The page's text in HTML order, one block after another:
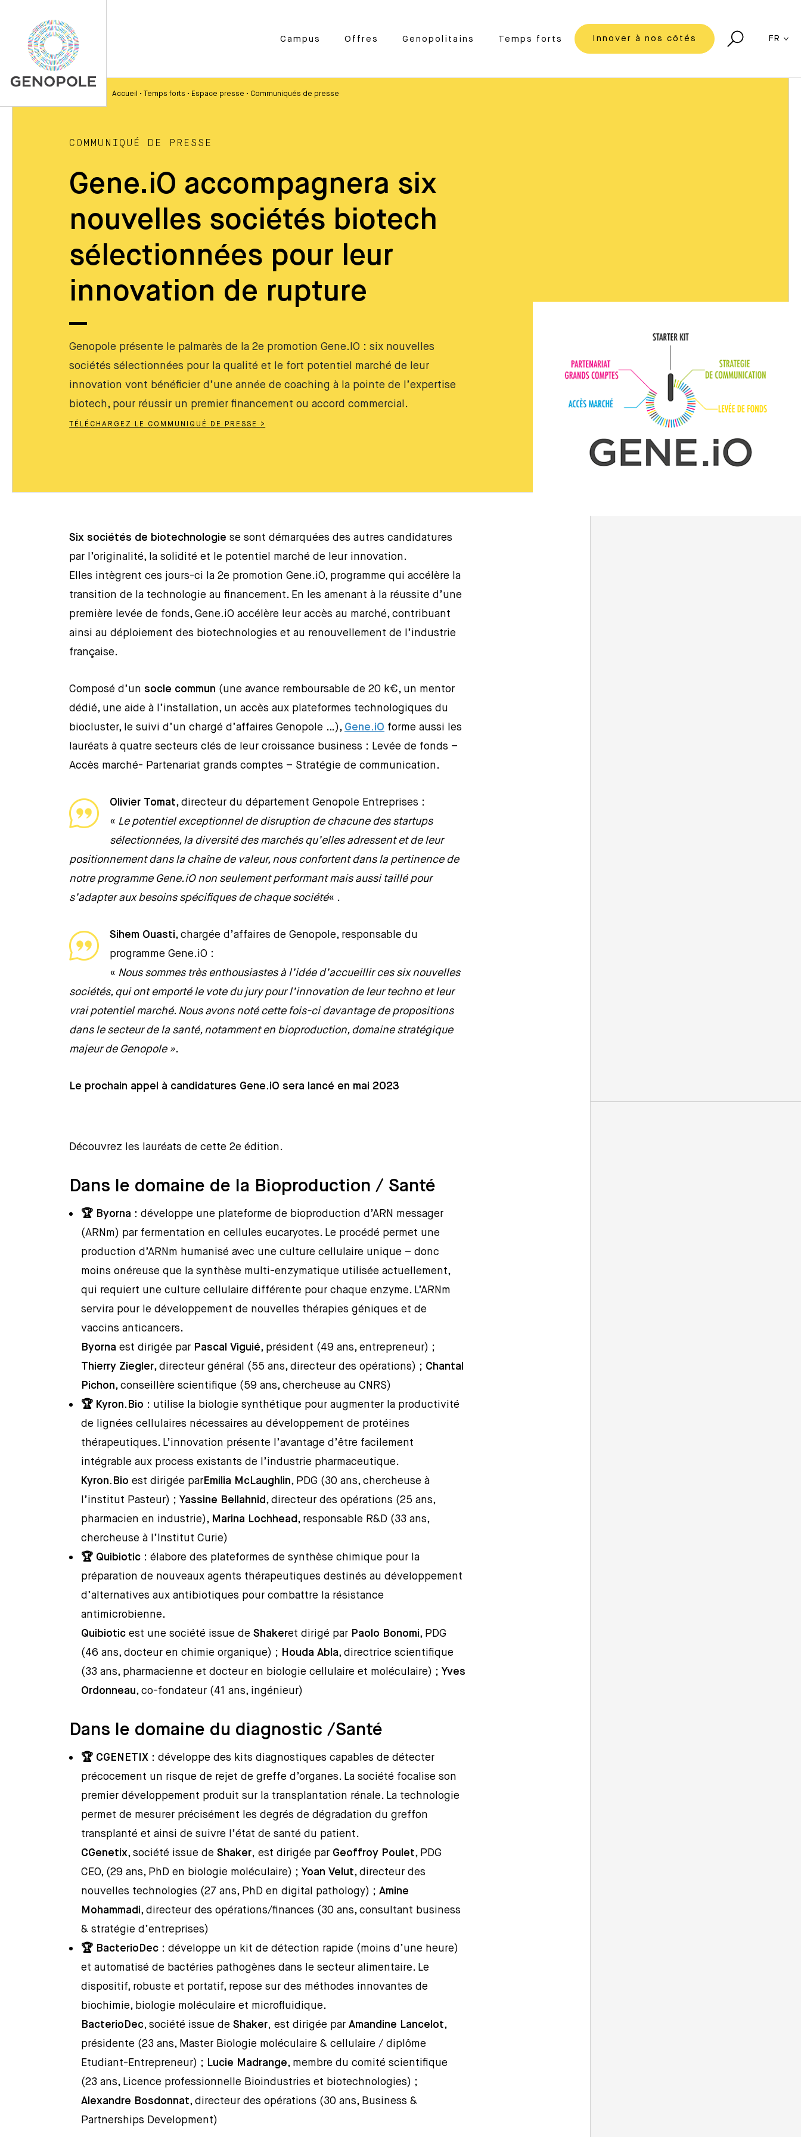
Campus Offres Genopolitains Temps forts Innover à nos côtés FR
Accueil • Temps forts • Espace presse • Communiqués de presse
COMMUNIQUÉ DE PRESSE
Gene.iO accompagnera six
nouvelles sociétés biotech
sélectionnées pour leur
innovation de rupture
Genopole présente le palmarès de la 2e promotion Gene.IO : six nouvelles
sociétés sélectionnées pour la qualité et le fort potentiel marché de leur
innovation vont bénéficier d’une année de coaching à la pointe de l’expertise
biotech, pour réussir un premier financement ou accord commercial.
TÉLÉCHARGEZ LE COMMUNIQUÉ DE PRESSE >
Six sociétés de biotechnologie se sont démarquées des autres candidatures
par l’originalité, la solidité et le potentiel marché de leur innovation.
Elles intègrent ces jours-ci la 2e promotion Gene.iO, programme qui accélère la
transition de la technologie au financement. En les amenant à la réussite d’une
première levée de fonds, Gene.iO accélère leur accès au marché, contribuant
ainsi au déploiement des biotechnologies et au renouvellement de l’industrie
française.
Composé d’un socle commun (une avance remboursable de 20 k€, un mentor
dédié, une aide à l’installation, un accès aux plateformes technologiques du
biocluster, le suivi d’un chargé d’affaires Genopole …), Gene.iO forme aussi les
lauréats à quatre secteurs clés de leur croissance business : Levée de fonds –
Accès marché- Partenariat grands comptes – Stratégie de communication.
Olivier Tomat, directeur du département Genopole Entreprises :
« Le potentiel exceptionnel de disruption de chacune des startups
sélectionnées, la diversité des marchés qu’elles adressent et de leur
positionnement dans la chaîne de valeur, nous confortent dans la pertinence de
notre programme Gene.iO non seulement performant mais aussi taillé pour
s’adapter aux besoins spécifiques de chaque société« .
Sihem Ouasti, chargée d’affaires de Genopole, responsable du
programme Gene.iO :
« Nous sommes très enthousiastes à l’idée d’accueillir ces six nouvelles
sociétés, qui ont emporté le vote du jury pour l’innovation de leur techno et leur
vrai potentiel marché. Nous avons noté cette fois-ci davantage de propositions
dans le secteur de la santé, notamment en bioproduction, domaine stratégique
majeur de Genopole ».
Le prochain appel à candidatures Gene.iO sera lancé en mai 2023
Découvrez les lauréats de cette 2e édition.
Dans le domaine de la Bioproduction / Santé
🏆 Byorna : développe une plateforme de bioproduction d’ARN messager
(ARNm) par fermentation en cellules eucaryotes. Le procédé permet une
production d’ARNm humanisé avec une culture cellulaire unique – donc
moins onéreuse que la synthèse multi-enzymatique utilisée actuellement,
qui requiert une culture cellulaire différente pour chaque enzyme. L’ARNm
servira pour le développement de nouvelles thérapies géniques et de
vaccins anticancers.
Byorna est dirigée par Pascal Viguié, président (49 ans, entrepreneur) ;
Thierry Ziegler, directeur général (55 ans, directeur des opérations) ; Chantal
Pichon, conseillère scientifique (59 ans, chercheuse au CNRS)
🏆 Kyron.Bio : utilise la biologie synthétique pour augmenter la productivité
de lignées cellulaires nécessaires au développement de protéines
thérapeutiques. L’innovation présente l’avantage d’être facilement
intégrable aux process existants de l’industrie pharmaceutique.
Kyron.Bio est dirigée par Emilia McLaughlin, PDG (30 ans, chercheuse à
l’institut Pasteur) ;Yassine Bellahnid, directeur des opérations (25 ans,
pharmacien en industrie), Marina Lochhead, responsable R&D (33 ans,
chercheuse à l’Institut Curie)
🏆 Quibiotic :élabore des plateformes de synthèse chimique pour la
préparation de nouveaux agents thérapeutiques destinés au développement
d’alternatives aux antibiotiques pour combattre la résistance
antimicrobienne.
Quibiotic est une société issue deShakeret dirigé par Paolo Bonomi, PDG
(46 ans, docteur en chimie organique) ; Houda Abla, directrice scientifique
(33 ans, pharmacienne et docteur en biologie cellulaire et moléculaire) ;Yves
Ordonneau, co-fondateur (41 ans, ingénieur)
Dans le domaine du diagnostic /Santé
🏆 CGENETIX :développe des kits diagnostiques capables de détecter
précocement un risque de rejet de greffe d’organes. La société focalise son
premier développement produit sur la transplantation rénale. La technologie
permet de mesurer précisément les degrés de dégradation du greffon
transplanté et ainsi de suivre l’état de santé du patient.
CGenetix, société issue deShaker, est dirigée par Geoffroy Poulet, PDG
CEO, (29 ans, PhD en biologie moléculaire) ;Yoan Velut, directeur des
nouvelles technologies (27 ans, PhD en digital pathology) ;Amine
Mohammadi, directeur des opérations/finances (30 ans, consultant business
& stratégie d’entreprises)
🏆 BacterioDec :développe un kit de détection rapide (moins d’une heure)
et automatisé de bactéries pathogènes dans le secteur alimentaire. Le
dispositif, robuste et portatif, repose sur des méthodes innovantes de
biochimie, biologie moléculaire et microfluidique.
BacterioDec,société issue deShaker, est dirigée parAmandine Lancelot,
présidente (23 ans, Master Biologie moléculaire & cellulaire / diplôme
Etudiant-Entrepreneur) ; Lucie Madrange, membre du comité scientifique
(23 ans, Licence professionnelle Bioindustries et biotechnologies) ;
Alexandre Bosdonnat, directeur des opérations (30 ans, Business &
Partnerships Development)